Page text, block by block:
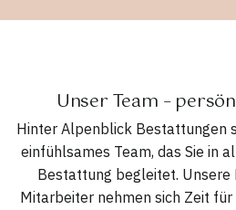
Unser Team –
Hinter Alpenblick Bestattungen
einfühlsames Team, das Sie in
Bestattung begleitet. Unsere
Mitarbeiter nehmen sich Zeit